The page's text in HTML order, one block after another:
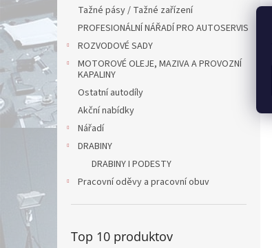
Tažné pásy / Tažné zařízení
PROFESIONÁLNÍ NÁŘADÍ PRO AUTOSERVIS
ROZVODOVÉ SADY
MOTOROVÉ OLEJE, MAZIVA A PROVOZNÍ
KAPALINY
Ostatní autodíly
Akční nabídky
Nářadí
DRABINY
DRABINY I PODESTY
Pracovní oděvy a pracovní obuv
Top 10 produktov